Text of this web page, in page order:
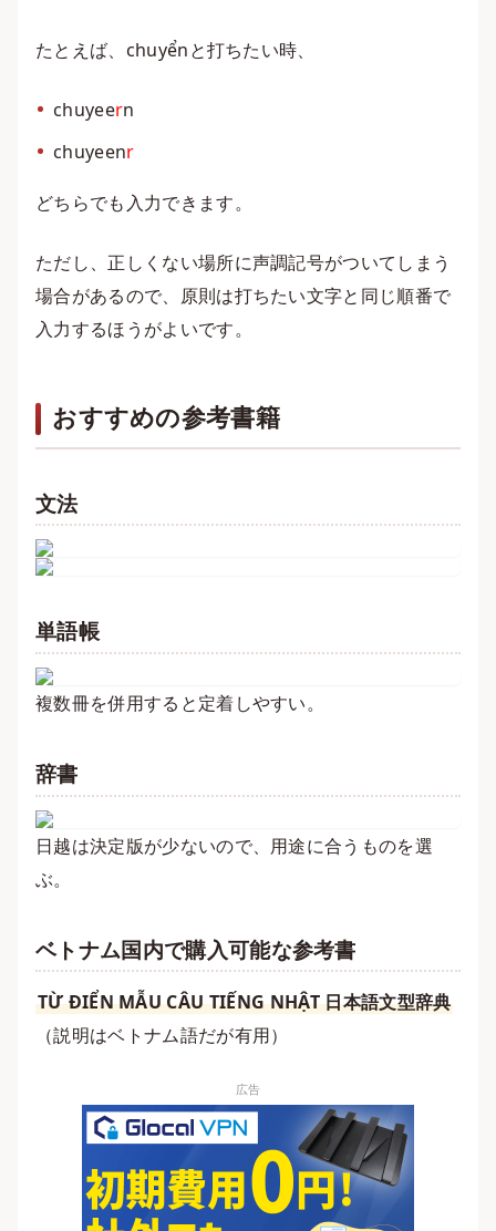
たとえば、chuyểnと打ちたい時、
chuyeern
chuyeenr
どちらでも入力できます。
ただし、正しくない場所に声調記号がついてしまう
場合があるので、原則は打ちたい文字と同じ順番で
入力するほうがよいです。
おすすめの参考書籍
文法
単語帳
複数冊を併用すると定着しやすい。
辞書
日越は決定版が少ないので、用途に合うものを選
ぶ。
ベトナム国内で購入可能な参考書
TỪ ĐIỂN MẪU CÂU TIẾNG NHẬT 日本語文型辞典
（説明はベトナム語だが有用）
広告